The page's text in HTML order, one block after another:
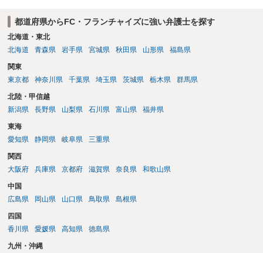
都道府県からFC・フランチャイズに強い弁護士を探す
北海道・東北
北海道
青森県 岩手県 宮城県 秋田県 山形県 福島県
関東
東京都
神奈川県 千葉県 埼玉県 茨城県 栃木県 群馬県
北陸・甲信越
新潟県
長野県 山梨県 石川県 富山県 福井県
東海
愛知県
静岡県 岐阜県 三重県
関西
大阪府
兵庫県 京都府 滋賀県 奈良県 和歌山県
中国
広島県
岡山県 山口県 鳥取県 島根県
四国
香川県
愛媛県 高知県 徳島県
九州・沖縄